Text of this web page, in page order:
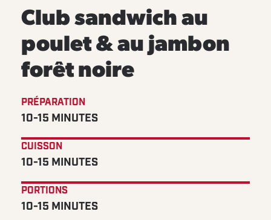
Club sandwich au
poulet & au jambon
forêt noire
PRÉPARATION
10-15 MINUTES
CUISSON
10-15 MINUTES
PORTIONS
10-15 MINUTES